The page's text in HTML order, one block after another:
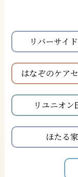
リバーサイ
はなぞのケア
リユニオン
ほたる家